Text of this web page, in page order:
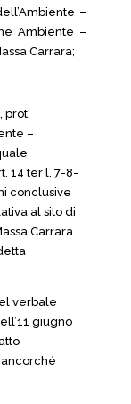
–
Ambiente –
Carrara;
prot.
–
14 ter l. 7-8-
conclusive
al sito di
Carrara
verbale
giugno